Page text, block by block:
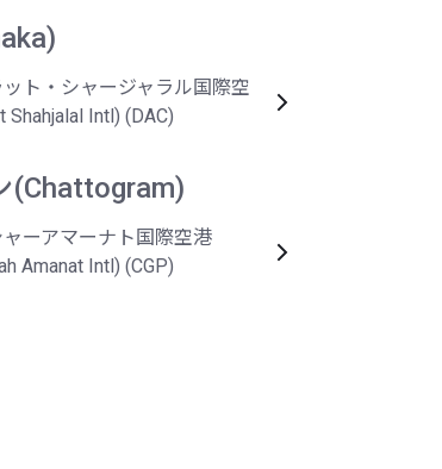
ト・シャージャラル国際空
Shahjalal Intl) (DAC)
(Chattogram)
ーアマーナト国際空港
Amanat Intl) (CGP)